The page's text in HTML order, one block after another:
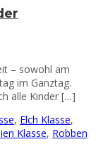
– sowohl am
im Ganztag.
alle Kinder […]
, Elch Klasse,
Klasse, Robben